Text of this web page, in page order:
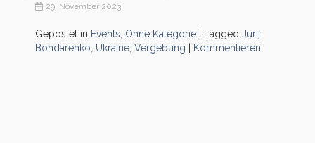
29. November 2023
Gepostet in Events Ohne Kategorie Tagged Jurij
Bondarenko Ukraine Vergebung Kommentieren